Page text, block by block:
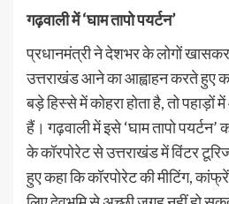
गढ़वाली में ‘घाम तापो पयर्टन’
प्रधानमंत्री ने देशभर के लोगों
उत्तराखंड आने का आह्वाहन करते हुए
बड़े हिस्से में कोहरा होता है, तो
हैं। गढ़वाली में इसे ‘घाम तापो
के कॉरपोरेट से उत्तराखंड में विंटर
हुए कहा कि कॉरपोरेट की मीटिंग,